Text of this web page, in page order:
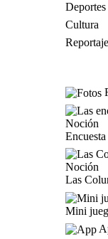
Deportes
Cultura
Encuesta
Las
Mini